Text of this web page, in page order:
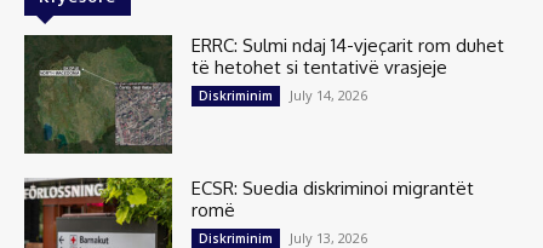
ERRC: Sulmi ndaj 14-vjeçarit rom duhet
të hetohet si tentativë vrasjeje
Diskriminim July 14, 2026
ECSR: Suedia diskriminoi migrantët
romë
Diskriminim July 13, 2026